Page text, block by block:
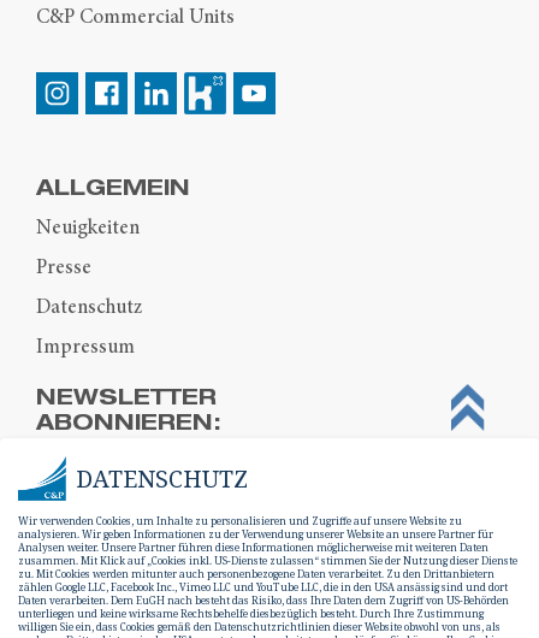
C&P Commercial Units
ALLGEMEIN
Neuigkeiten
Presse
Datenschutz
Impressum
NEWSLETTER
ABONNIEREN:
DATENSCHUTZ
Wir verwenden Cookies, um Inhalte zu personalisieren und Zugriffe auf unsere Website zu
analysieren. Wir geben Informationen zu der Verwendung unserer Website an unsere Partner für
Analysen weiter. Unsere Partner führen diese Informationen möglicherweise mit weiteren Daten
zusammen. Mit Klick auf „Cookies inkl. US-Dienste zulassen“ stimmen Sie der Nutzung dieser Dienste
zu. Mit Cookies werden mitunter auch personenbezogene Daten verarbeitet. Zu den Drittanbietern
zählen Google LLC, Facebook Inc., Vimeo LLC und YouTube LLC, die in den USA ansässig sind und dort
Daten verarbeiten. Dem EuGH nach besteht das Risiko, dass Ihre Daten dem Zugriff von US-Behörden
unterliegen und keine wirksame Rechtsbehelfe diesbezüglich besteht. Durch Ihre Zustimmung
willigen Sie ein, dass Cookies gemäß den Datenschutzrichtlinien dieser Website obwohl von uns, als